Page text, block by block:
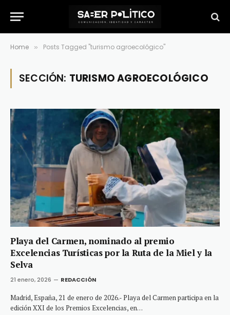
Home » Posts Tagged "turismo agroecológico"
SECCIÓN: TURISMO AGROECOLÓGICO
Playa del Carmen, nominado al premio
Excelencias Turísticas por la Ruta de la Miel y la
Selva
21 enero, 2026 REDACCIÓN
Madrid, España, 21 de enero de 2026.- Playa del Carmen participa en la
edición XXI de los Premios Excelencias, en…